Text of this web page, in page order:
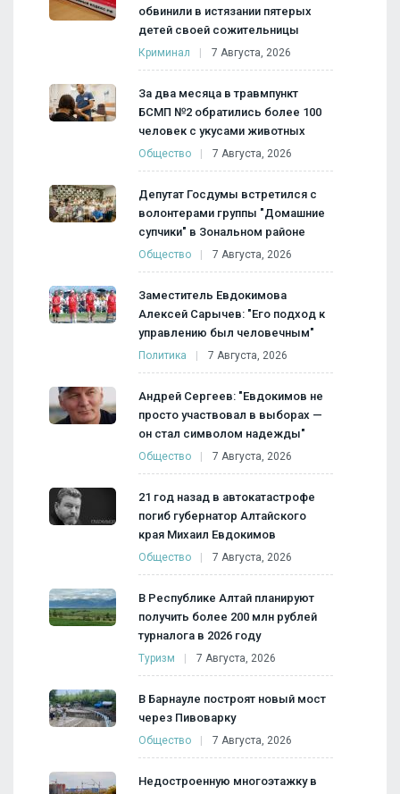
обвинили в истязании пятерых
детей своей сожительницы
Криминал 7 Августа, 2026
За два месяца в травмпункт
БСМП №2 обратились более 100
человек с укусами животных
Общество 7 Августа, 2026
Депутат Госдумы встретился с
волонтерами группы "Домашние
супчики" в Зональном районе
Общество 7 Августа, 2026
Заместитель Евдокимова
Алексей Сарычев: "Его подход к
управлению был человечным"
Политика 7 Августа, 2026
Андрей Сергеев: "Евдокимов не
просто участвовал в выборах —
он стал символом надежды"
Общество 7 Августа, 2026
21 год назад в автокатастрофе
погиб губернатор Алтайского
края Михаил Евдокимов
Общество 7 Августа, 2026
В Республике Алтай планируют
получить более 200 млн рублей
турналога в 2026 году
Туризм 7 Августа, 2026
В Барнауле построят новый мост
через Пивоварку
Общество 7 Августа, 2026
Недостроенную многоэтажку в